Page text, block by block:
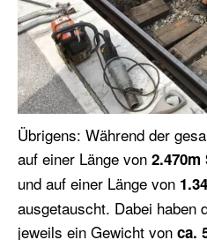
Übrigens: Während der
auf einer Länge von
und auf einer Länge von
ausgetauscht. Dabei haben
jeweils ein Gewicht von ca.